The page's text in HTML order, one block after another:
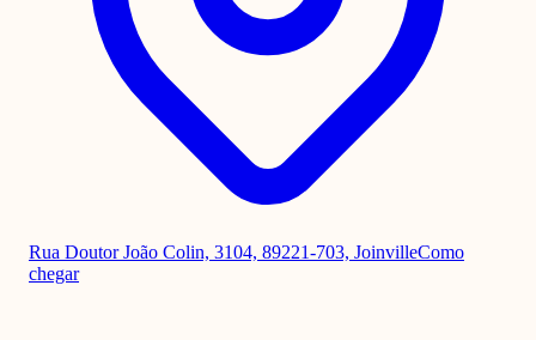
Rua Doutor João Colin, 3104, 89221-703, JoinvilleComo
chegar